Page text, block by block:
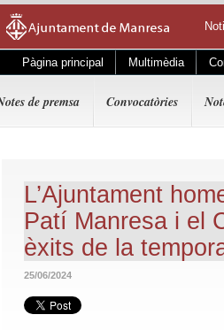
Pàgina principal Multimèdia
de premsa Convocatòries
L’Ajuntament
Patí Manresa i el
èxits de la
25/06/2024